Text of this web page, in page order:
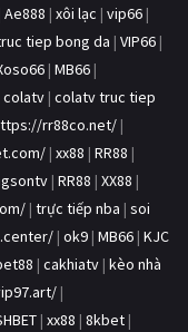
Ae888 | xôi lạc | vip66 |
tiep bong da | VIP66 |
| MB66 |
colatv | colatv truc tiep
rr88co.net/ |
| xx88 | RR88 |
| RR88 | XX88 |
| trực tiếp nba | soi
| ok9 | MB66 | KJC
| cakhiatv | kèo nhà
|
| xx88 | 8kbet |